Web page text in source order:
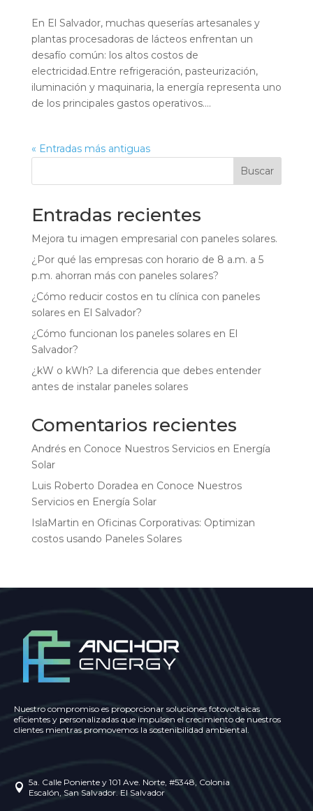
En El Salvador, muchas queserías artesanales y
plantas procesadoras de lácteos enfrentan un
desafío común: los altos costos de
electricidad.Entre refrigeración, pasteurización,
iluminación y maquinaria, la energía representa uno
de los principales gastos operativos....
« Entradas más antiguas
Buscar
Entradas recientes
Mejora tu imagen empresarial con paneles solares.
¿Por qué las empresas con horario de 8 a.m. a 5
p.m. ahorran más con paneles solares?
¿Cómo reducir costos en tu clínica con paneles
solares en El Salvador?
¿Cómo funcionan los paneles solares en El
Salvador?
¿kW o kWh? La diferencia que debes entender
antes de instalar paneles solares
Comentarios recientes
Andrésen Conoce Nuestros Servicios en Energía
Solar
Luis Roberto Doradea en Conoce Nuestros
Servicios en Energía Solar
IslaMartin en Oficinas Corporativas: Optimizan
costos usando Paneles Solares
Nuestro compromiso es proporcionar soluciones fotovoltaicas
eficientes y personalizadas que impulsen el crecimiento de nuestros
clientes mientras promovemos la sostenibilidad ambiental.
 5a. Calle Poniente y 101 Ave. Norte, #5348, Colonia
Escalón, San Salvador. El Salvador